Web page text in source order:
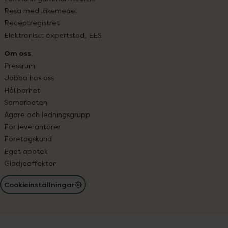
Resa med läkemedel
Receptregistret
Elektroniskt expertstöd, EES
Om oss
Pressrum
Jobba hos oss
Hållbarhet
Samarbeten
Ägare och ledningsgrupp
För leverantörer
Företagskund
Eget apotek
Glädjeeffekten
Cookieinställningar